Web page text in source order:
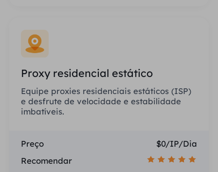
Proxy residencial estático
Equipe proxies residenciais estáticos (ISP)
e desfrute de velocidade e estabilidade
imbatíveis.
Preço
$0/IP/Dia
Recomendar